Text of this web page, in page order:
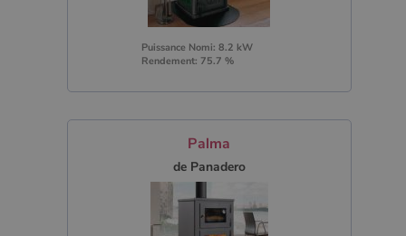
Puissance Nomi: 8.2 kW
Rendement: 75.7 %
Palma
de Panadero